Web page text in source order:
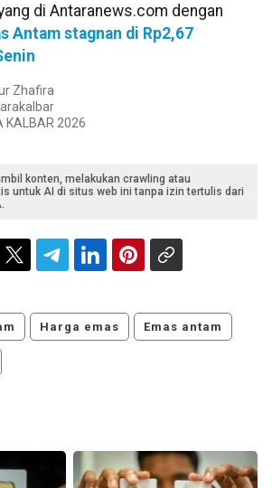
di Antaranews.com dengan
Antam stagnan di Rp2,67
Zhafira
2026
konten, melakukan crawling atau
untuk AI di situs web ini tanpa izin tertulis dari
Harga emas Emas antam